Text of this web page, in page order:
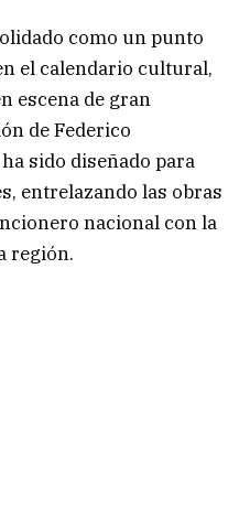
como un punto
el calendario cultural,
escena de gran
de Federico
sido diseñado para
entrelazando las obras
nacional con la
región.